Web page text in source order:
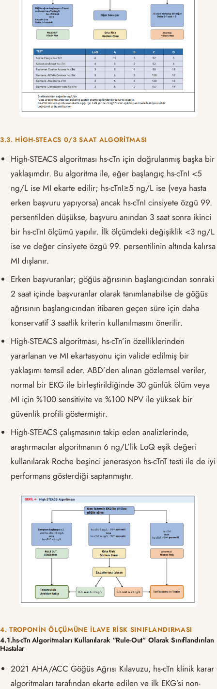
3.3. HIGH-STEACS 0/3 SAAT ALGORITMASI
High-STEACS algoritması hs-cTn için doğrulanmış başka bir
yaklaşımdır. Bu algoritma ile, eğer başlangıç ​​hs-cTnI <5
ng/L ise MI ekarte edilir; hs-cTnI≥5 ng/L ise (veya hasta
erken başvuru yapıyorsa) ancak hs-cTnI cinsiyete özgü 99.
persentilden düşükse, başvuru anından 3 saat sonra ikinci
bir hs-cTnI ölçümü yapılır. İlk ölçümdeki değişiklik <3 ng/L
ise ve değer cinsiyete özgü 99. persentilinin altında kalırsa
MI dışlanır.
Erken başvuranlar; göğüs ağrısının başlangıcından sonraki
2 saat içinde başvuranlar olarak tanımlanabilse de göğüs
ağrısının başlangıcından itibaren geçen süre için daha
konservatif 3 saatlik kriterin kullanılmasını önerilir.
High-STEACS algoritması, hs-cTn’in özelliklerinden
yararlanan ve MI ekartasyonu için valide edilmiş bir
yaklaşımı temsil eder. ABD’den alınan gözlemsel veriler,
normal bir EKG ile birleştirildiğinde 30 günlük ölüm veya
MI için %100 sensitivite ve %100 NPV ile yüksek bir
güvenlik profili göstermiştir.
High-STEACS çalışmasının takip eden analizlerinde,
araştırmacılar algoritmanın 6 ng/L’lik LoQ eşik değeri
kullanılarak Roche beşinci jenerasyon hs-cTnT testi ile de iyi
performans gösterdiği saptanmıştır.
4. TROPONIN ÖLÇÜMÜNE İLAVE RISK SINIFLANDIRMASI
4.1.hs-cTn Algoritmaları Kullanılarak “Rule-Out” Olarak Sınıflandırılan
Hastalar
2021 AHA/ACC Göğüs Ağrısı Kılavuzu, hs-cTn klinik karar
algoritmaları tarafından ekarte edilen ve ilk ​​EKG’si non-